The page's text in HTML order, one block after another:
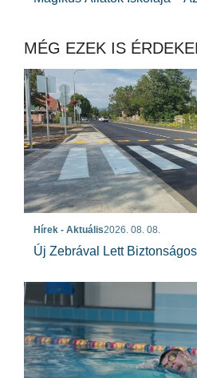
MÉG EZEK IS
Hírek - Aktuális2026. 08. 08.
Új Zebrával Lett